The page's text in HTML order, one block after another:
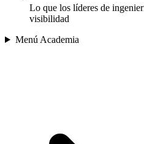
Lo que los líderes de
visibilidad
Menú Academia